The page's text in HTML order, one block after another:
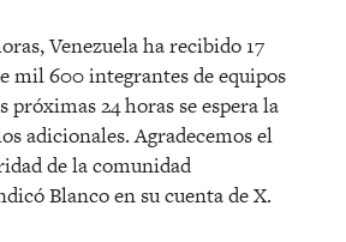
Venezuela ha recibido 17
mil 600 integrantes de equipos
próximas 24 horas se espera la
adicionales. Agradecemos el
de la comunidad
Blanco en su cuenta de X.